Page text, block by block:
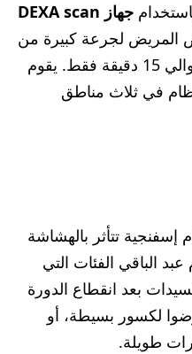
جهاز DEXA scan
المريض لجرعة كبيرة من
الإشعاع، ويستغرق الفحص حوالي 15 دقيقة فقط. يقوم
في ثلاث مناطق
تتأثر بالهشاشة
الباقي الفئات التي
بعد انقطاع الدورة
لكسور بسيطة، أو
طويلة.